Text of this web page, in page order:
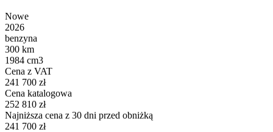
Nowe
2026
benzyna
300 km
1984 cm3
Cena z VAT
241 700 zł
Cena katalogowa
252 810 zł
Najniższa cena z 30 dni przed obniżką
241 700 zł